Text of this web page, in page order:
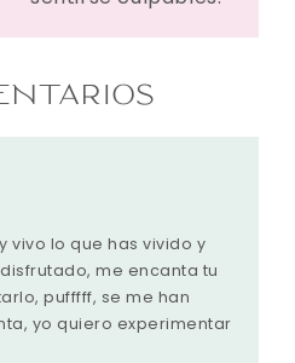
vivo lo que has vivido y
me encanta tu
pufffff, se me han
yo quiero experimentar